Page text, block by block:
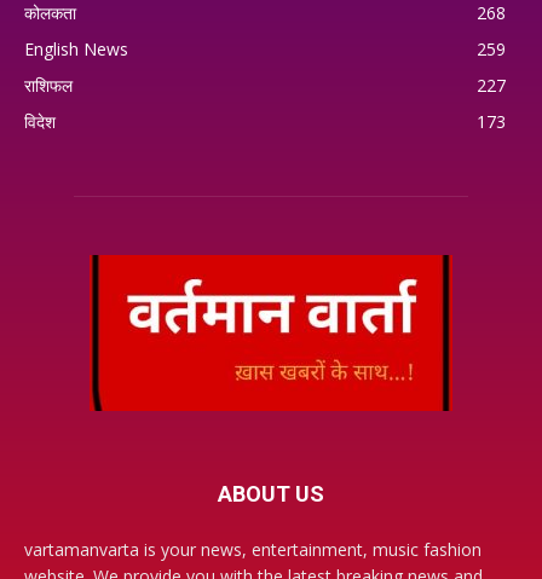
कोलकता
268
English News
259
राशिफल
227
विदेश
173
ABOUT US
vartamanvarta is your news, entertainment, music fashion